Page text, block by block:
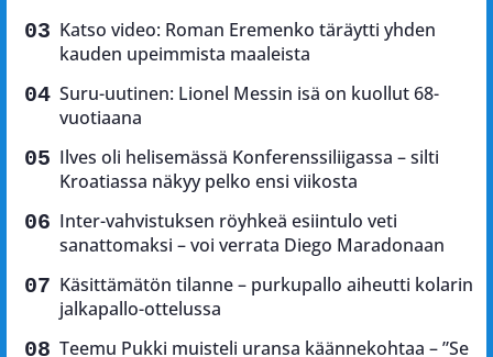
Katso video: Roman Eremenko täräytti yhden
kauden upeimmista maaleista
Suru-uutinen: Lionel Messin isä on kuollut 68-
vuotiaana
Ilves oli helisemässä Konferenssiliigassa – silti
Kroatiassa näkyy pelko ensi viikosta
Inter-vahvistuksen röyhkeä esiintulo veti
sanattomaksi – voi verrata Diego Maradonaan
Käsittämätön tilanne – purkupallo aiheutti kolarin
jalkapallo-ottelussa
Teemu Pukki muisteli uransa käännekohtaa – ”Se